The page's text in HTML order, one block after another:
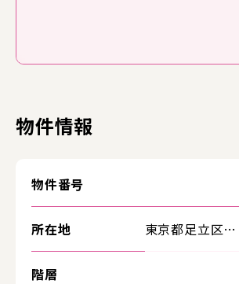
物件情報
物件番号
所在地 東京都足立区…
階層